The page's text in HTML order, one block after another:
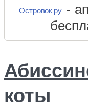
Островок.ру-
коты